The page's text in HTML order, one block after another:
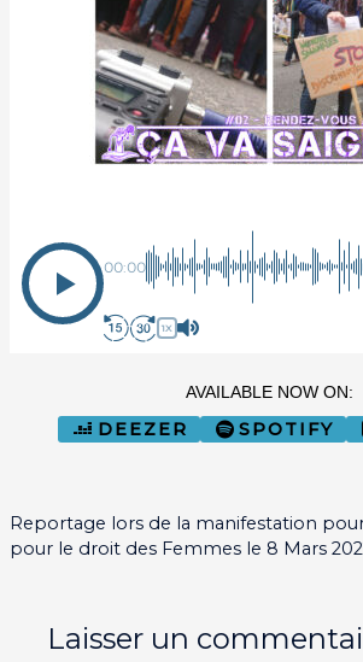
00:00
1X
AVAILABLE NOW ON:
DEEZER SPOTIFY
Reportage lors de la manifestation
pour le droit des Femmes le 8 Mars
Laisser un